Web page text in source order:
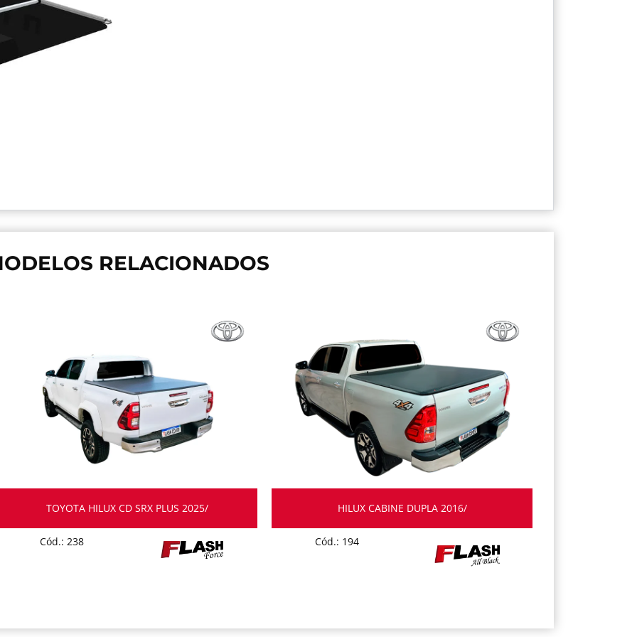
RELACIONADOS
TOYOTA HILUX CD SRX PLUS 2025/
Cód.: 238
HILUX CABINE DUPLA 2016/
Cód.: 194